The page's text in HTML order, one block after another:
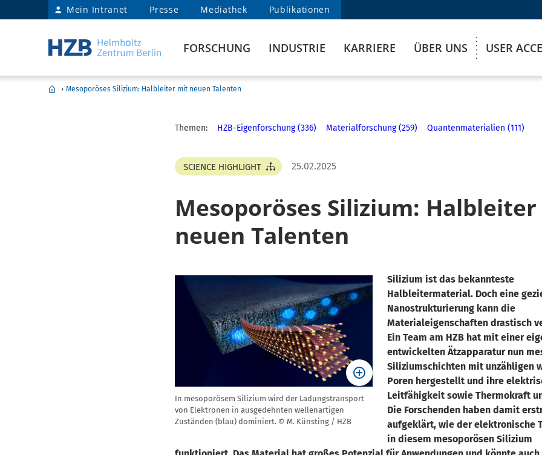
Mein Intranet Presse Mediathek Publikationen
FORSCHUNG INDUSTRIE KARRIERE ÜBER UNS USER
› Mesoporöses Silizium: Halbleiter mit neuen Talenten
Themen: HZB-Eigenforschung (336) Materialforschung (259) Quantenmaterialien (111)
SCIENCE HIGHLIGHT 25.02.2025
Mesoporöses Silizium:
neuen Talenten
In mesoporösem Silizium wird der Ladungstransport
von Elektronen in ausgedehnten wellenartigen
Zuständen (blau) dominiert. © M. Künsting / HZB
Silizium ist das bekannteste
Halbleitermaterial. Doch eine
Nanostrukturierung kann die
Materialeigenschaften drastisch
Ein Team am HZB hat mit einer
entwickelten Ätzapparatur nun
Siliziumschichten mit unzähligen
Poren hergestellt und ihre
Leitfähigkeit sowie Thermokraft
Die Forschenden haben damit
aufgeklärt, wie der elektronische
in diesem mesoporösen Silizium